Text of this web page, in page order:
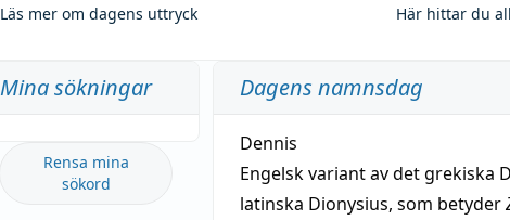
Läs mer om dagens uttryck Här hittar du
Mina sökningar
Rensa mina
sökord
Dagens namnsdag
Dennis
Engelsk variant av det grekiska
latinska Dionysius, som betyder